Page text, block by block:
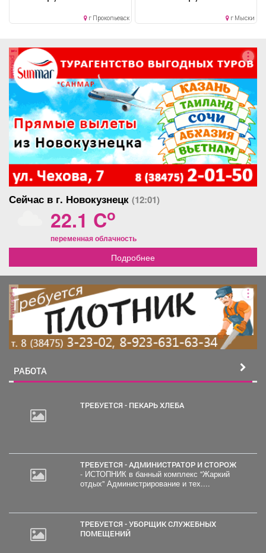
г Прокопьевск г Мыски
реклама
Сейчас в г. Новокузнецк (12:01)
22.1 Co
переменная облачность
Подробнее
реклама
РАБОТА
ТРЕБУЕТСЯ - ПЕКАРЬ ХЛЕБА
ТРЕБУЕТСЯ - АДМИНИСТРАТОР И СТОРОЖ
- ИСТОПНИК в банный комплекс "Жаркий
отдых" Администрирование и тех....
ТРЕБУЕТСЯ - УБОРЩИК СЛУЖЕБНЫХ
ПОМЕЩЕНИЙ